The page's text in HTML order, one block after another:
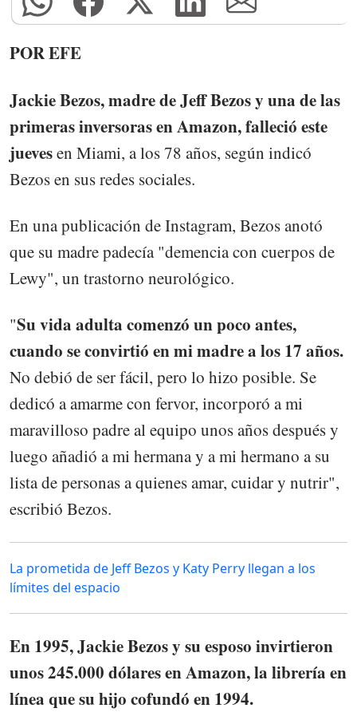
POR EFE
Jackie Bezos, madre de Jeff Bezos y una de las
primeras inversoras en Amazon, falleció este
juevesen Miami, a los 78 años, según indicó
Bezos en sus redes sociales.
En una publicación de Instagram, Bezos anotó
que su madre padecía "demencia con cuerpos de
Lewy", un trastorno neurológico.
"Su vida adulta comenzó un poco antes,
cuando se convirtió en mi madre a los 17 años.
No debió de ser fácil, pero lo hizo posible. Se
dedicó a amarme con fervor, incorporó a mi
maravilloso padre al equipo unos años después y
luego añadió a mi hermana y a mi hermano a su
lista de personas a quienes amar, cuidar y nutrir",
escribió Bezos.
La prometida de Jeff Bezos y Katy Perry llegan a los
límites del espacio
En 1995, Jackie Bezos y su esposo invirtieron
unos 245.000 dólares en Amazon, la librería en
línea que su hijo cofundó en 1994.